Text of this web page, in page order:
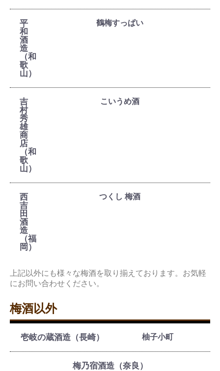
平
和
酒
造
（和
歌
山）
鶴梅すっぱい
吉
村
秀
雄
商
店
（和
歌
山）
こいうめ酒
西
吉
田
酒
造
（福
岡）
つくし 梅酒
上記以外にも様々な梅酒を取り揃えております。お気軽
にお問い合わせください。
梅酒以外
壱岐の蔵酒造（長崎） 柚子小町
梅乃宿酒造（奈良）